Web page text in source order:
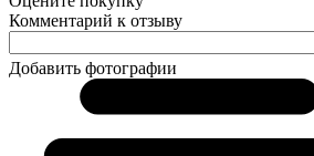
Комментарий к отзыву
Добавить фотографии